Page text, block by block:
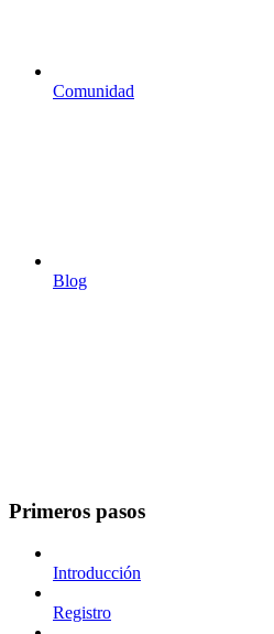
Comunidad
Blog
Primeros pasos
Introducción
Registro